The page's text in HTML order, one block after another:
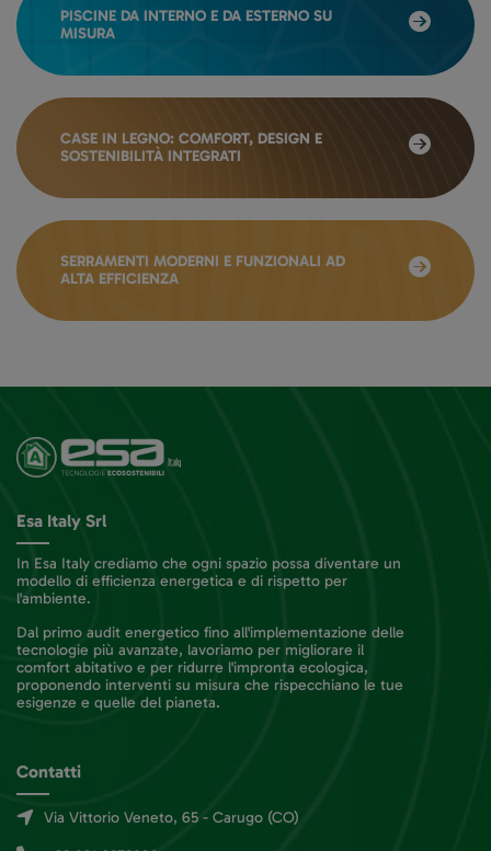
PISCINE DA INTERNO E DA ESTERNO SU
MISURA
CASE IN LEGNO: COMFORT, DESIGN E
SOSTENIBILITÀ INTEGRATI
SERRAMENTI MODERNI E FUNZIONALI AD
ALTA EFFICIENZA
Esa Italy Srl
In Esa Italy crediamo che ogni spazio possa diventare un
modello di efficienza energetica e di rispetto per
l'ambiente.
Dal primo audit energetico fino all'implementazione delle
tecnologie più avanzate, lavoriamo per migliorare il
comfort abitativo e per ridurre l'impronta ecologica,
proponendo interventi su misura che rispecchiano le tue
esigenze e quelle del pianeta.
Contatti
Via Vittorio Veneto, 65 - Carugo (CO)